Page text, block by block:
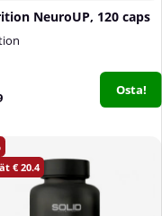
NeuroUP, 120 caps
Osta!
20.4